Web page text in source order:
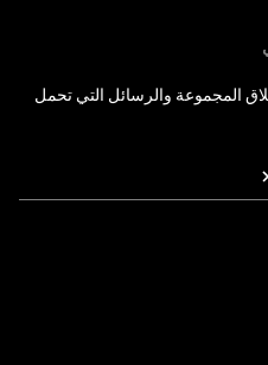
المجموعة والرسائل التي تحمل